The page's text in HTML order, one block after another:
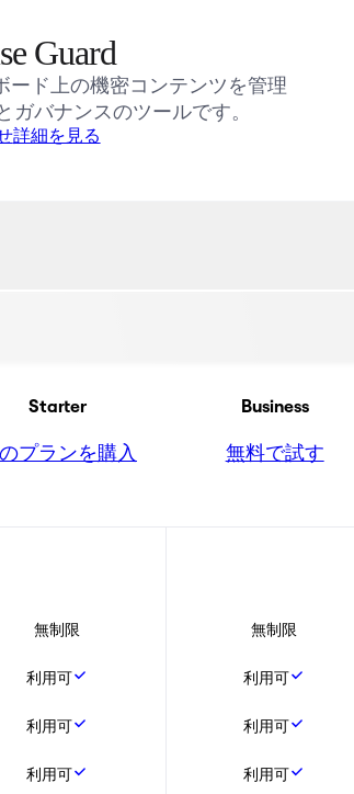
Guard
ード上の機密コンテンツを管理
バナンスのツールです。
詳細を見る
Starter Business
プランを購入 無料で試す
無制限 無制限
利用可 利用可
利用可 利用可
利用可 利用可